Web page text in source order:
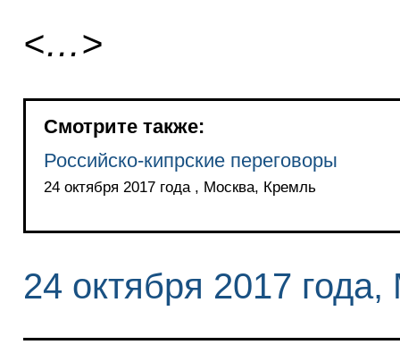
<…>
Смотрите также:
Российско-кипрские переговоры
24 октября 2017 года , Москва, Кремль
24 октября 2017